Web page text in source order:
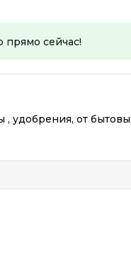
прямо сейчас!
, удобрения, от